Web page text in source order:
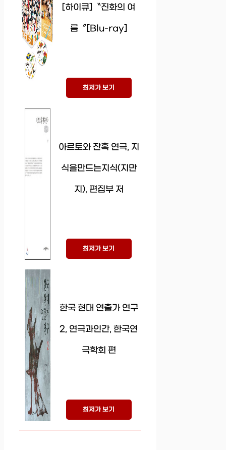
[하이큐]〝진화의 여
름〞[Blu-ray]
최저가 보기
아르토와 잔혹 연극, 지
식을만드는지식(지만
지), 편집부 저
최저가 보기
한국 현대 연출가 연구
2, 연극과인간, 한국연
극학회 편
최저가 보기